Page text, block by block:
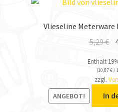
Vlieseline
5,29€
Enthält
(10,87€/
zzgl.
ANGEBOT! In